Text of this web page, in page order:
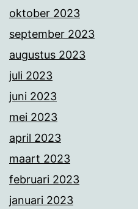
oktober 2023
september 2023
augustus 2023
juli 2023
juni 2023
mei 2023
april 2023
maart 2023
februari 2023
januari 2023